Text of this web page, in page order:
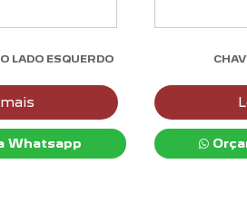
LADO ESQUERDO
Whatsapp